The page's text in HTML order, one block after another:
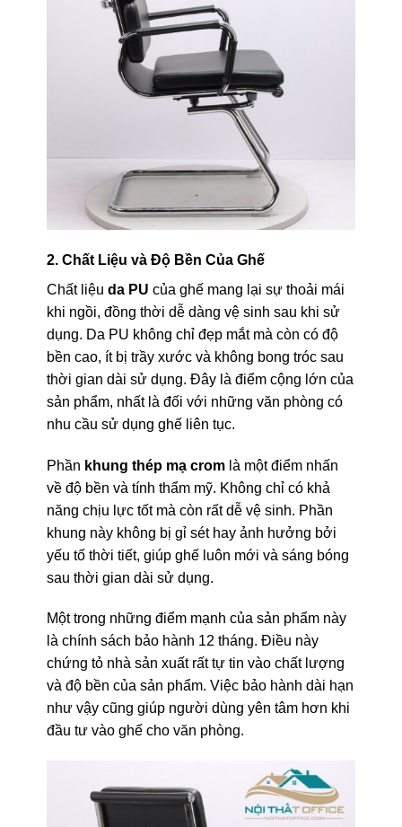
2. Chất Liệu và Độ Bền Của Ghế
Chất liệu da PU của ghế mang lại sự thoải mái
khi ngồi, đồng thời dễ dàng vệ sinh sau khi sử
dụng. Da PU không chỉ đẹp mắt mà còn có độ
bền cao, ít bị trầy xước và không bong tróc sau
thời gian dài sử dụng. Đây là điểm cộng lớn của
sản phẩm, nhất là đối với những văn phòng có
nhu cầu sử dụng ghế liên tục.
Phần khung thép mạ cromlà một điểm nhấn
về độ bền và tính thẩm mỹ. Không chỉ có khả
năng chịu lực tốt mà còn rất dễ vệ sinh. Phần
khung này không bị gỉ sét hay ảnh hưởng bởi
yếu tố thời tiết, giúp ghế luôn mới và sáng bóng
sau thời gian dài sử dụng.
Một trong những điểm mạnh của sản phẩm này
là chính sách bảo hành 12 tháng. Điều này
chứng tỏ nhà sản xuất rất tự tin vào chất lượng
và độ bền của sản phẩm. Việc bảo hành dài hạn
như vậy cũng giúp người dùng yên tâm hơn khi
đầu tư vào ghế cho văn phòng.